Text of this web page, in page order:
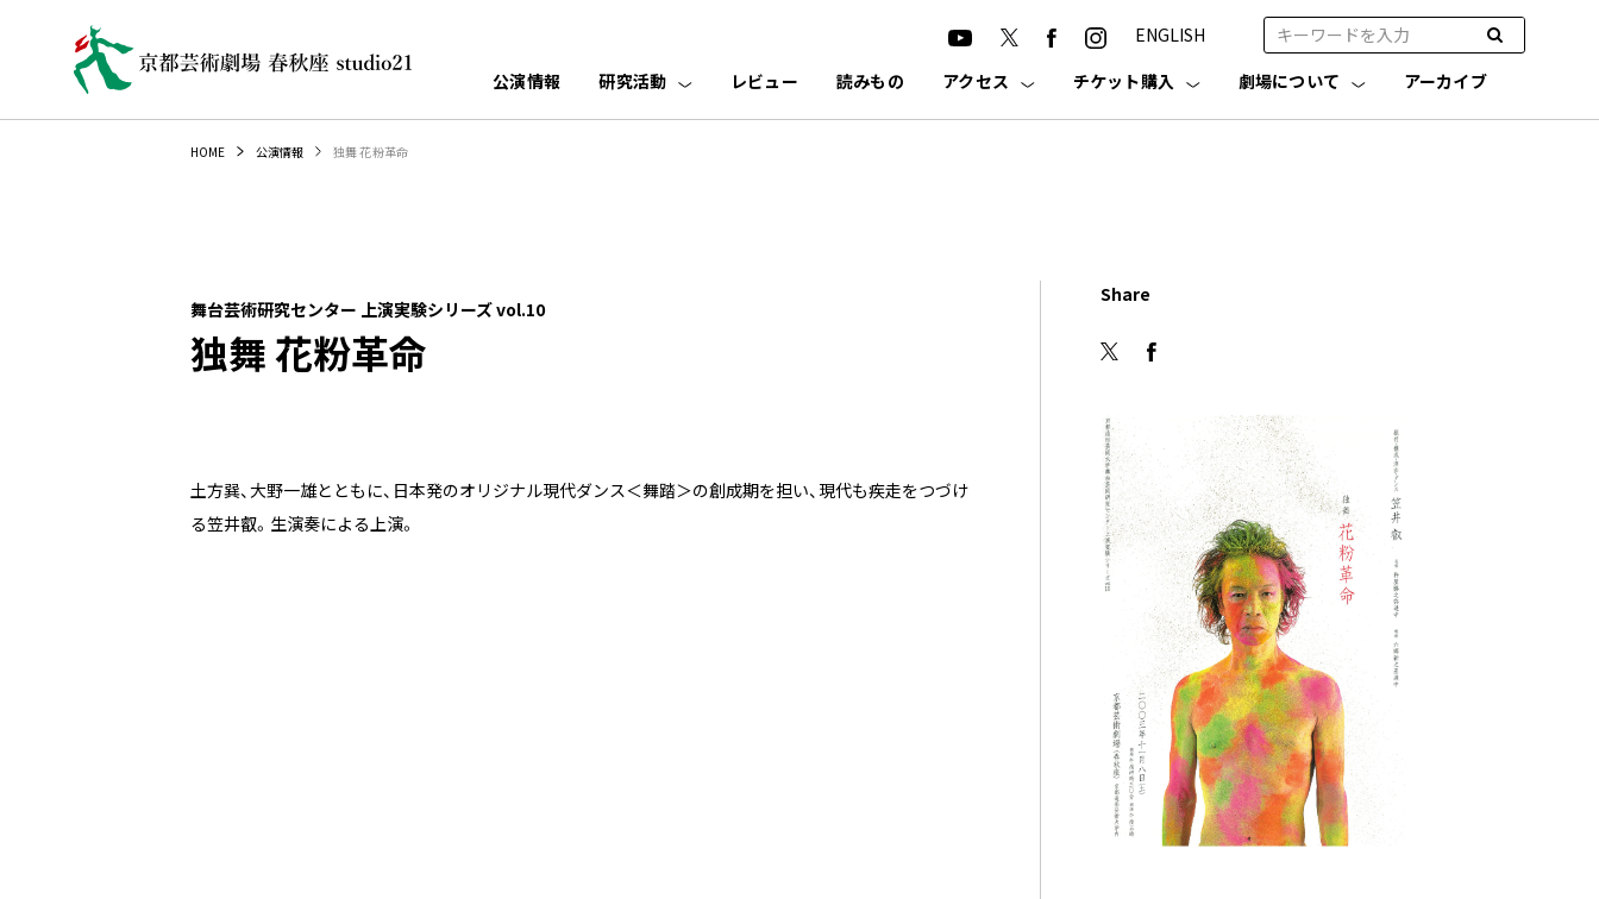
ENGLISH
公演情報
研究活動 レビュー 読みもの アクセス チケット購入 劇場について アーカイブ
HOME 公演情報 独舞 花粉革命
舞台芸術研究センター 上演実験シリーズ vol.10
独舞 花粉革命
土方巽、大野一雄とともに、日本発のオリジナル現代ダンス＜舞踏＞の創成期を担い、現代も疾走をつづけ
る笠井叡。生演奏による上演。
Share